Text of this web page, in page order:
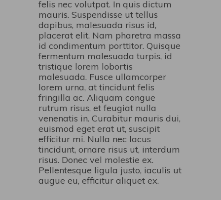
felis nec volutpat. In quis dictum
mauris. Suspendisse ut tellus
dapibus, malesuada risus id,
placerat elit. Nam pharetra massa
id condimentum porttitor. Quisque
fermentum malesuada turpis, id
tristique lorem lobortis
malesuada. Fusce ullamcorper
lorem urna, at tincidunt felis
fringilla ac. Aliquam congue
rutrum risus, et feugiat nulla
venenatis in. Curabitur mauris dui,
euismod eget erat ut, suscipit
efficitur mi. Nulla nec lacus
tincidunt, ornare risus ut, interdum
risus. Donec vel molestie ex.
Pellentesque ligula justo, iaculis ut
augue eu, efficitur aliquet ex.